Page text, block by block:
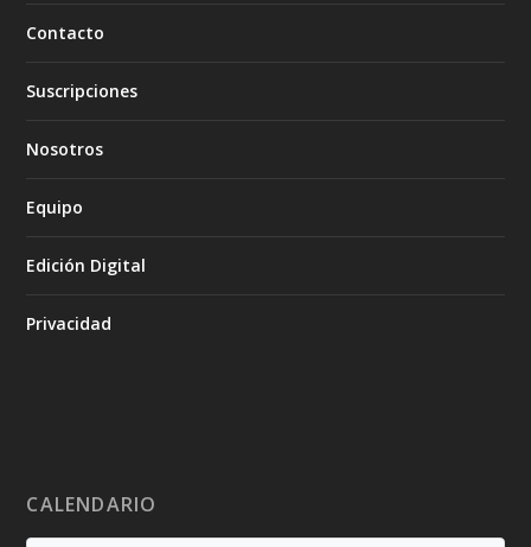
Contacto
Suscripciones
Nosotros
Equipo
Edición Digital
Privacidad
CALENDARIO